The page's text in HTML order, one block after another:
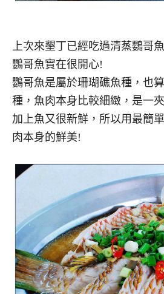
上次來墾丁已經吃過清蒸鸚哥
鸚哥魚實在很開心!
鸚哥魚是屬於珊瑚礁魚種，也
種，魚肉本身比較細緻，是一
加上魚又很新鮮，所以用最簡
肉本身的鮮美!